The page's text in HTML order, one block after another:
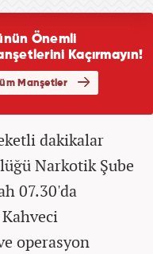
dakikalar
Narkotik Şube
07.30'da
operasyon